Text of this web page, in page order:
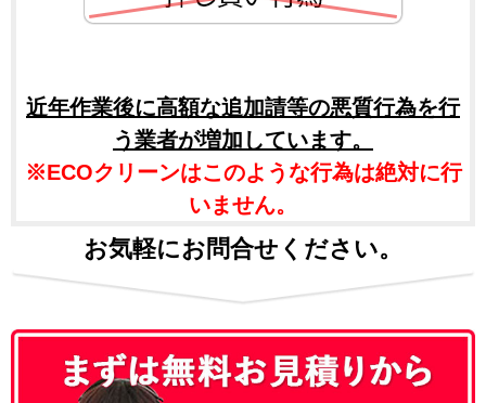
近年作業後に高額な追加請等の悪質行為を行
う業者が増加しています。
※ECOクリーンはこのような行為は絶対に行
いません。
お気軽にお問合せください。